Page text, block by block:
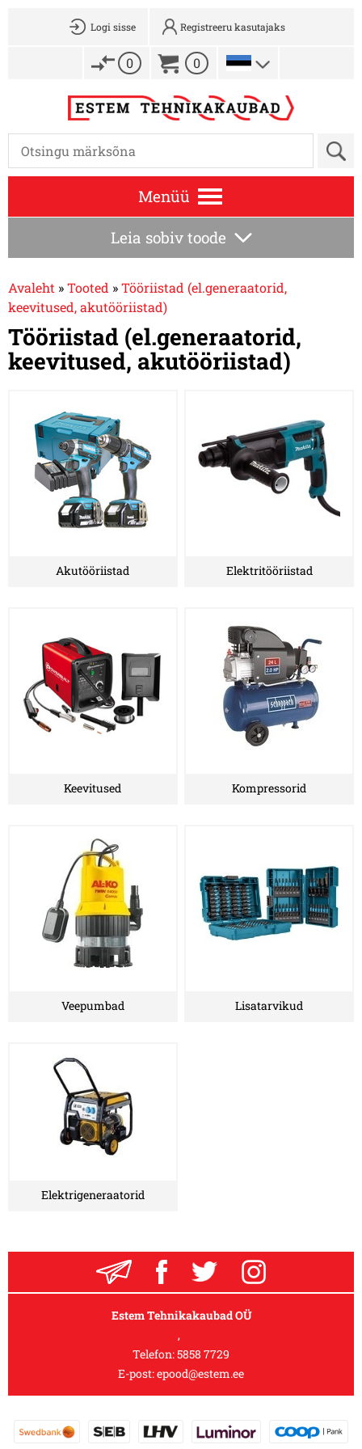
Logi sisse Registreeru kasutajaks
0 0
Menüü
Leia sobiv toode
Avaleht »Tooted »Tööriistad (el.generaatorid,
keevitused, akutööriistad)
Tööriistad (el.generaatorid,
keevitused, akutööriistad)
Akutööriistad Elektritööriistad
Keevitused Kompressorid
Veepumbad Lisatarvikud
Elektrigeneraatorid
Estem Tehnikakaubad OÜ
,
Telefon:5858 7729
E-post:epood@estem.ee